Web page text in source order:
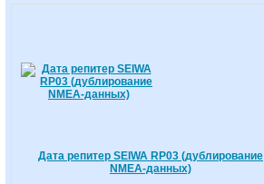
Дата репитер SEIWA RP03 (дублирование
NMEA-данных)